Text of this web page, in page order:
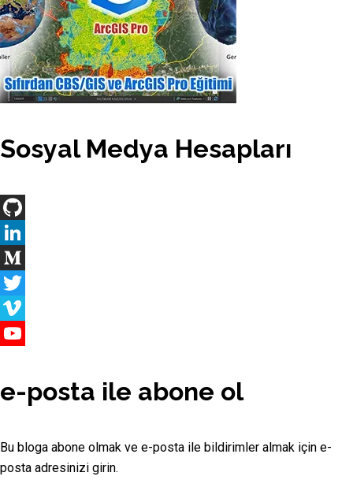
Sosyal Medya Hesapları
GitHub
LinkedIn
Medium
Twitter
Vimeo
Channel
e-posta ile abone ol
Bu bloga abone olmak ve e-posta ile bildirimler almak için e-
posta adresinizi girin.